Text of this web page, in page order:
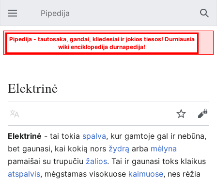
Atverti pagrindinį meniu Pipedija
Pipedija - tautosaka, gandai, kliedesiai ir jokios tiesos! Durniausia
wiki enciklopedija durnapedija!
Elektrinė
Kalba Stebėti
Keisti
Elektrinė - tai tokia spalva, kur gamtoje gal ir nebūna,
bet gaunasi, kai kokią nors žydrą arba mėlyna
pamaišai su trupučiu žalios. Tai ir gaunasi toks klaikus
atspalvis, mėgstamas visokuose kaimuose, nes rėžia